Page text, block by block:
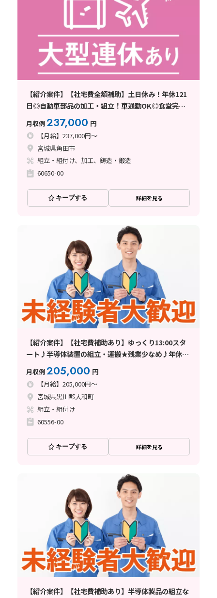
【紹介案件】【社宅費全額補助】土日休み！年休121
日◎自動車部品の加工・組立！車通勤OK◎食堂完備
月収例237,000 円
【月給】237,000円～
宮城県角田市
組立・組付け、加工、鋳造・鍛造
60650-00
キープする 詳細を見る
【紹介案件】【社宅費補助あり】ゆっくり13:00スタ
ート♪半導体装置の組立・運搬★残業少なめ♪年休
月収例205,000 円
【月給】205,000円～
宮城県黒川郡大和町
組立・組付け
60556-00
キープする 詳細を見る
【紹介案件】【社宅費補助あり】半導体製品の組立な